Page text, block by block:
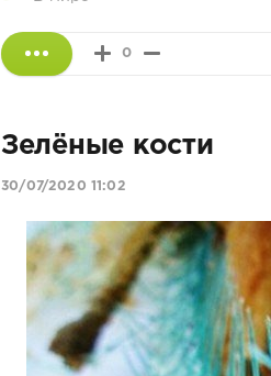
0
Зелёные кости
30/07/2020 11:02